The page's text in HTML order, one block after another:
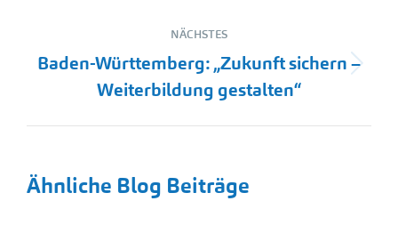
NÄCHSTES
Nächster
Beitrag:
Baden-Württemberg: „Zukunft sichern –
Weiterbildung gestalten“
Ähnliche Blog Beiträge